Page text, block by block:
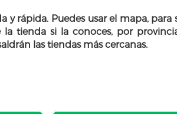
rápida. Puedes usar el mapa,
tienda si la conoces, por
las tiendas más cercanas.